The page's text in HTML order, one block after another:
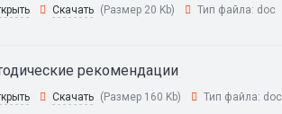
Скачать (Размер 20 Kb) Тип файла: doc
рекомендации
Скачать (Размер 160 Kb) Тип файла: doc